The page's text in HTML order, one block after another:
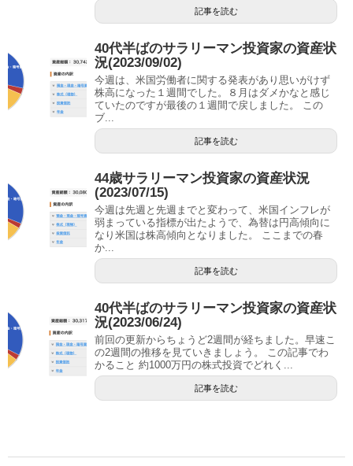
記事を読む
40代半ばのサラリーマン投資家の資産状
況(2023/09/02)
今週は、米国労働者に関する発表があり思いがけず
株高になった１週間でした。８月はダメかなと感じ
ていたのですが最後の１週間で戻しました。 この
ブ...
記事を読む
44歳サラリーマン投資家の資産状況
(2023/07/15)
今週は先週と先週までと変わって、米国インフレが
弱まっている指標が出たようで、為替は円高傾向に
なり米国は株高傾向となりました。 ここまでの春
か...
記事を読む
40代半ばのサラリーマン投資家の資産状
況(2023/06/24)
前回の更新からちょうど2週間が経ちました。早速こ
の2週間の推移を見ていきましょう。 この記事でわ
かること 約1000万円の株式投資でどれく...
記事を読む